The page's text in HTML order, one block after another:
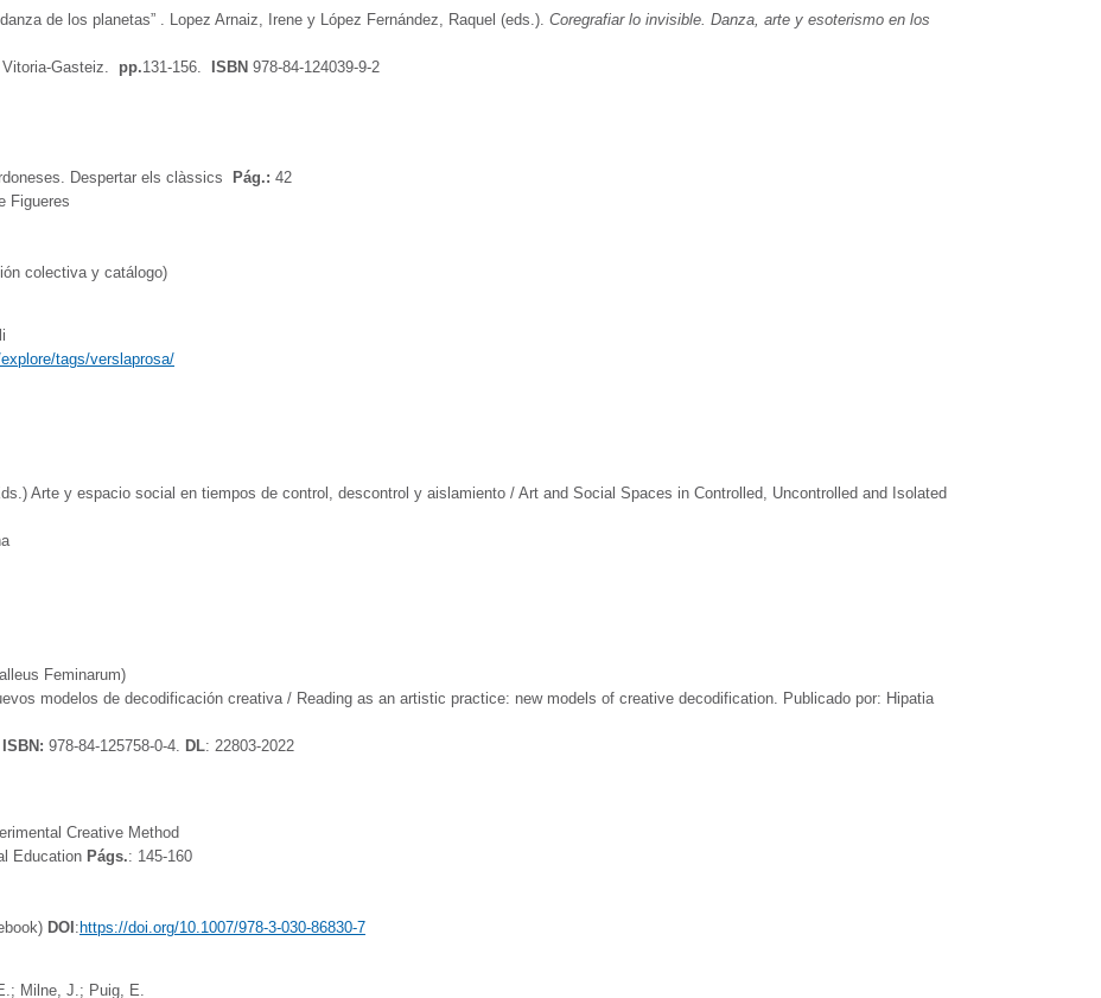
de los planetas” . Lopez Arnaiz, Irene y López Fernández, Raquel (eds.). Coregrafiar lo invisible. Danza, arte y esoterismo en los
Vitoria-Gasteiz. pp.131-156. ISBN 978-84-124039-9-2
Despertar els clàssics Pág.: 42
Figueres
colectiva y catálogo)
tags/verslaprosa/
Arte y espacio social en tiempos de control, descontrol y aislamiento / Art and Social Spaces in Controlled, Uncontrolled and Isolated
Feminarum)
modelos de decodificación creativa / Reading as an artistic practice: new models of creative decodification. Publicado por: Hipatia
ISBN: 978-84-125758-0-4. DL: 22803-2022
Creative Method
Education Págs.: 145-160
DOI : https://doi.org/10.1007/978-3-030-86830-7
Milne, J.; Puig, E.